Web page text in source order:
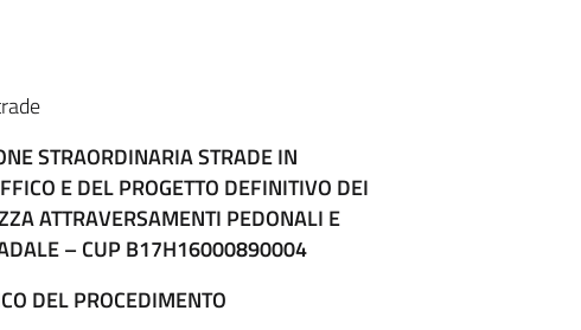
STRAORDINARIA STRADE IN
E DEL PROGETTO DEFINITIVO DEI
ATTRAVERSAMENTI PEDONALI E
– CUP B17H16000890004
DEL PROCEDIMENTO